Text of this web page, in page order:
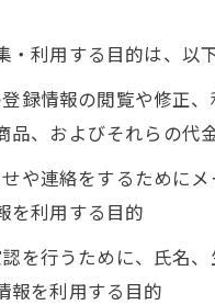
利用する目的は、以
録情報の閲覧や修正
品、およびそれらの代
や連絡をするために
を利用する目的
を行うために、氏名
報を利用する目的